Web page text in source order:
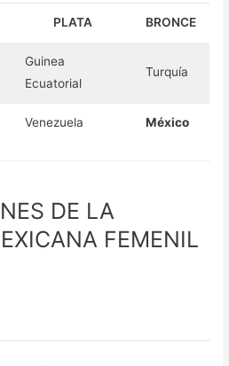
PLATA BRONCE
Guinea
Ecuatorial
Turquía
Venezuela México
DE LA
FEMENIL